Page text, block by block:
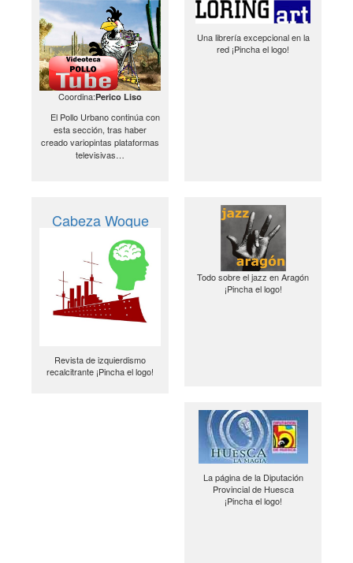
Coordina:Perico Liso
El Pollo Urbano continúa con
esta sección, tras haber
creado variopintas plataformas
televisivas…
Una librería excepcional en la
red ¡Pincha el logo!
Cabeza Woque
Revista de izquierdismo
recalcitrante ¡Pincha el logo!
Todo sobre el jazz en Aragón
¡Pincha el logo!
La página de la Diputación
Provincial de Huesca
¡Pincha el logo!